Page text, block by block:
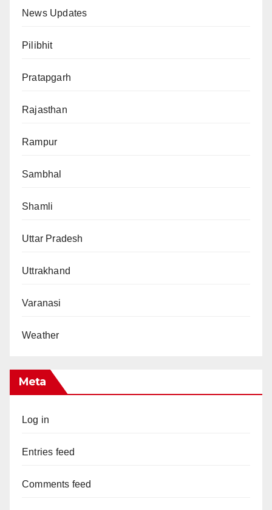
News Updates
Pilibhit
Pratapgarh
Rajasthan
Rampur
Sambhal
Shamli
Uttar Pradesh
Uttrakhand
Varanasi
Weather
Meta
Log in
Entries feed
Comments feed